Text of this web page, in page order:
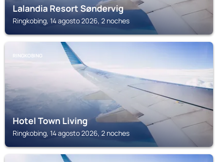
Lalandia Resort Søndervig
Ringkobing, 14 agosto 2026, 2 noches
RINGKOBING
Hotel Town Living
Ringkobing, 14 agosto 2026, 2 noches